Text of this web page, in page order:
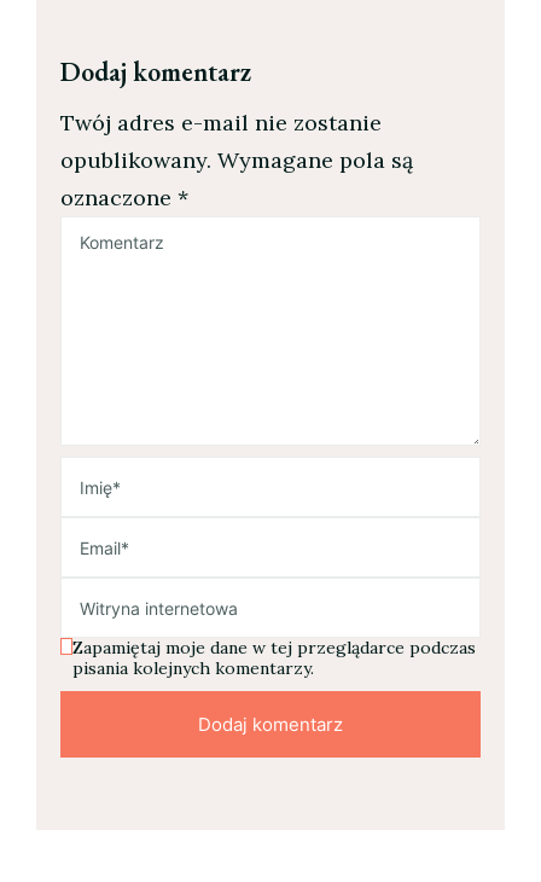
Dodaj komentarz
Twój adres e-mail nie zostanie
opublikowany. Wymagane pola są
oznaczone *
Zapamiętaj moje dane w tej przeglądarce podczas
pisania kolejnych komentarzy.